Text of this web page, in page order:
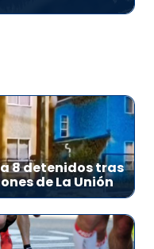
8 detenidos tras
de La Unión